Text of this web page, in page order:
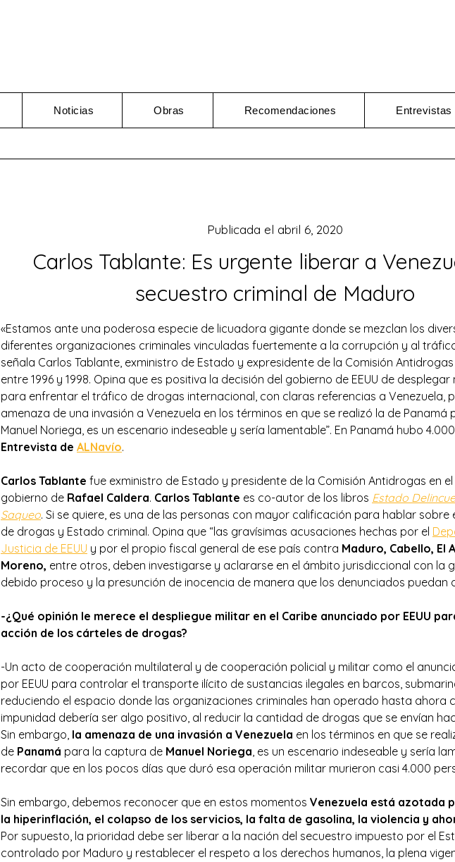
Noticias Obras Recomendaciones Entrevistas
Carlos Tablante: Es urgente liberar a
secuestro criminal de Maduro
Publicada el abril 6, 2020
«Estamos ante una poderosa especie de licuadora gigante donde se mezclan los
diferentes organizaciones criminales vinculadas fuertemente a la corrupción y al
señala Carlos Tablante, exministro de Estado y expresidente de la Comisión
entre 1996 y 1998. Opina que es positiva la decisión del gobierno de EEUU de desplegar
para enfrentar el tráfico de drogas internacional, con claras referencias a Venezuela,
amenaza de una invasión a Venezuela en los términos en que se realizó la de
Manuel Noriega, es un escenario indeseable y sería lamentable”. En Panamá hubo
Entrevista de ALNavío.
Carlos Tablante fue exministro de Estado y presidente de la Comisión Antidrogas en
gobierno de Rafael Caldera. Carlos Tablante es co-autor de los libros Estado
Saqueo. Si se quiere, es una de las personas con mayor calificación para hablar
de drogas y Estado criminal. Opina que “las gravísimas acusaciones hechas por el
Justicia de EEUU y por el propio fiscal general de ese país contra Maduro, Cabello, El
Moreno, entre otros, deben investigarse y aclararse en el ámbito jurisdiccional con la
debido proceso y la presunción de inocencia de manera que los denunciados puedan
-¿Qué opinión le merece el despliegue militar en el Caribe anunciado por EEUU
acción de los cárteles de drogas?
-Un acto de cooperación multilateral y de cooperación policial y militar como el
por EEUU para controlar el transporte ilícito de sustancias ilegales en barcos,
reduciendo el espacio donde las organizaciones criminales han operado hasta ahora
impunidad debería ser algo positivo, al reducir la cantidad de drogas que se envían
Sin embargo, la amenaza de una invasión a Venezuela en los términos en que se
de Panamá para la captura de Manuel Noriega, es un escenario indeseable y sería
recordar que en los pocos días que duró esa operación militar murieron casi 4.000
Sin embargo, debemos reconocer que en estos momentos Venezuela está azotada
la hiperinflación, el colapso de los servicios, la falta de gasolina, la violencia y
Por supuesto, la prioridad debe ser liberar a la nación del secuestro impuesto por el
controlado por Maduro y restablecer el respeto a los derechos humanos, la plena